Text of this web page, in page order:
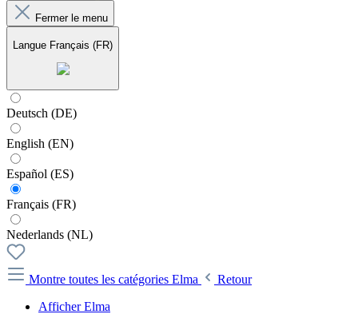
Fermer le menu
Langue Français (FR)
Deutsch (DE)
English (EN)
Español (ES)
Français (FR)
Nederlands (NL)
Montre toutes les catégories Elma
Retour
Afficher Elma